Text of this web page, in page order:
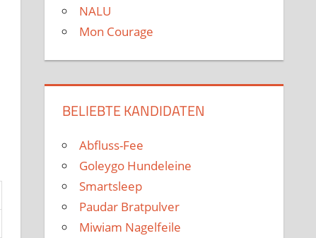
NALU
Mon Courage
BELIEBTE KANDIDATEN
Abfluss-Fee
Goleygo Hundeleine
Smartsleep
Paudar Bratpulver
Miwiam Nagelfeile